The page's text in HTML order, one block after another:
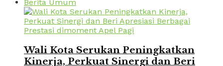
Berita Umum
Wali Kota Serukan Peningkatkan
Kinerja, Perkuat Sinergi dan Beri